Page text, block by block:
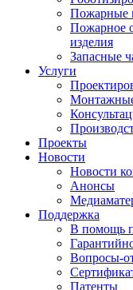
Пожарные
Пожарное
изделия
Запасные
Услуги
Проекты
Новости
Новости
Анонсы
Поддержка
В помощь
Вопросы-
Патенты